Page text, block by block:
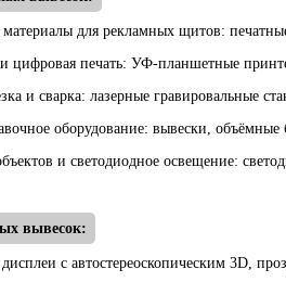
для рекламных щитов:
цифровая печать: УФ-планшетные
и сварка: лазерные гравировальные
оборудование: вывески,
и светодиодное освещение:
вывесок:
с автостереоскопическим 3D,